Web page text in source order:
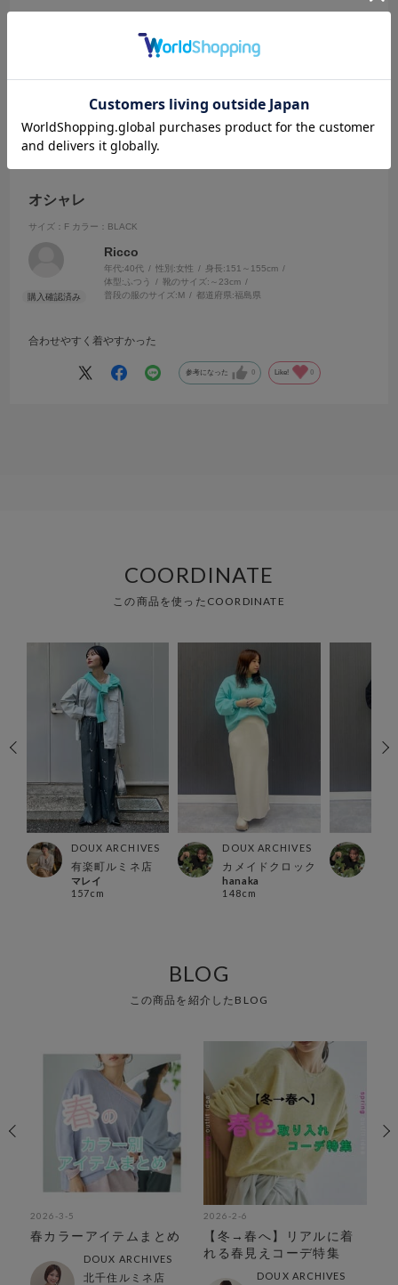
色が気に入って購入しました。肌触りも良く、気に入ってます。パン
ツにもスカートにも合わせやすいと思います。
オシャレ
サイズ：F カラー：BLACK
Ricco
年代:40代 性別:女性 身長:151～155cm
体型: ふつう 靴のサイズ: ～23cm
普段の服のサイズ:M 都道府県:福島県
合わせやすく着やすかった
参考になった 0 Like! 0
COORDINATE
この商品を使ったCOORDINATE
DOUX ARCHIVES
有楽町ルミネ店
マレイ
157cm
DOUX ARCHIVES
カメイドクロック
hanaka
148cm
BLOG
この商品を紹介したBLOG
2026-3-5
春カラーアイテムまとめ
DOUX ARCHIVES
北千住ルミネ店
2026-2-6
【冬→春へ】リアルに着
れる春見えコーデ特集
DOUX ARCHIVES